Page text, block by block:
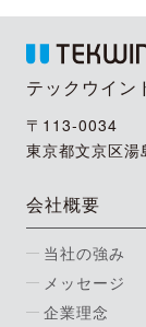
テックウイン
〒113-0034
東京都文京区
会社概要
当社の強み
メッセージ
企業理念